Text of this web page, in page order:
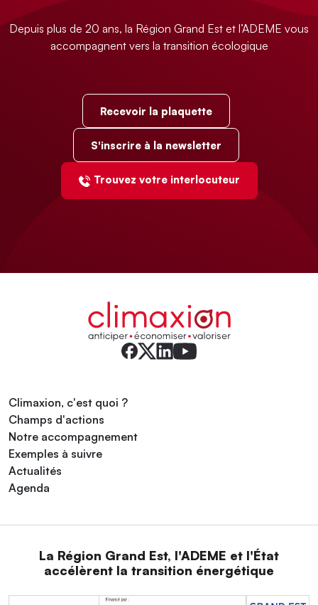
Depuis plus de 20 ans, la Région Grand Est et l’ADEME vous
accompagnent vers la transition écologique
Recevoir la plaquette
S'inscrire à la newsletter
Trouvez votre interlocuteur
Climaxion, c'est quoi ?
Champs d'actions
Notre accompagnement
Exemples à suivre
Actualités
Agenda
La Région Grand Est, l'ADEME et l'État
accélèrent la transition énergétique